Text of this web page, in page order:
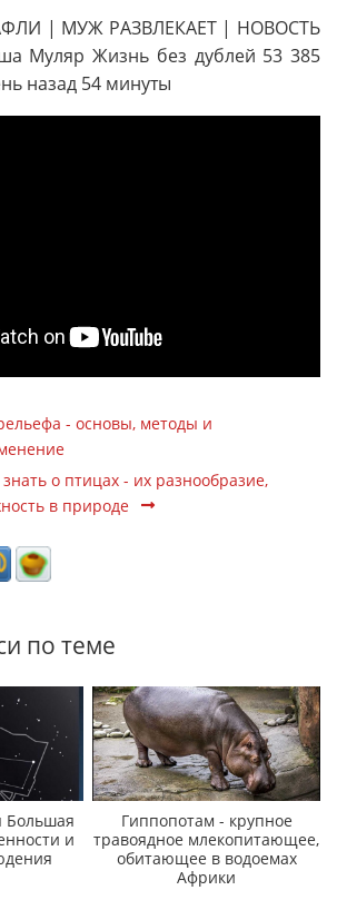
| МУЖ РАЗВЛЕКАЕТ | НОВОСТЬ
Муляр Жизнь без дублей 53 385
назад 54 минуты
- основы, методы и
о птицах - их разнообразие,
в природе
по теме
Большая
и
Гиппопотам - крупное
травоядное млекопитающее,
обитающее в водоемах
Африки